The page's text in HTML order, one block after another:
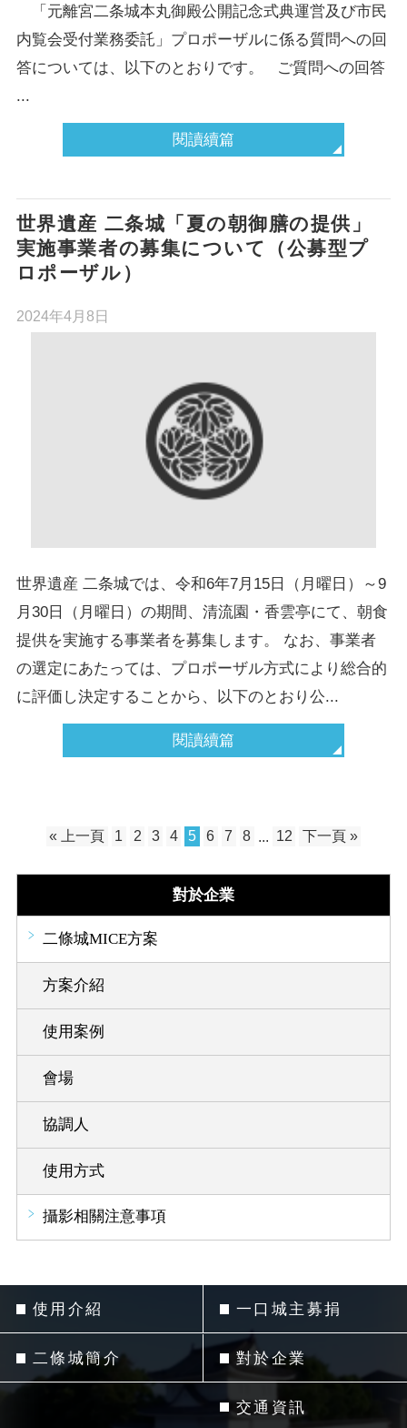
「元離宮二条城本丸御殿公開記念式典運営及び市民
内覧会受付業務委託」プロポーザルに係る質問への回
答については、以下のとおりです。 ご質問への回答
...
閱讀續篇
世界遺産 二条城「夏の朝御膳の提供」
実施事業者の募集について（公募型プ
ロポーザル）
2024年4月8日
世界遺産 二条城では、令和6年7月15日（月曜日）～9
月30日（月曜日）の期間、清流園・香雲亭にて、朝食
提供を実施する事業者を募集します。 なお、事業者
の選定にあたっては、プロポーザル方式により総合的
に評価し決定することから、以下のとおり公...
閱讀續篇
« 上一頁 1 2 3 4 5 6 7 8 12 下一頁 »
對於企業
二條城MICE方案
方案介紹
使用案例
會場
協調人
使用方式
攝影相關注意事項
使用介紹
二條城簡介
一口城主募捐
對於企業
交通資訊